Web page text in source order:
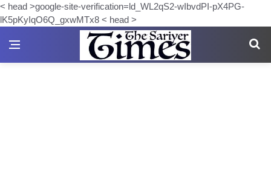
< head >google-site-verification=ld_WL2qS2-wIbvdPI-pX4PG-
lK5pKyIqO6Q_gxwMTx8 < head >